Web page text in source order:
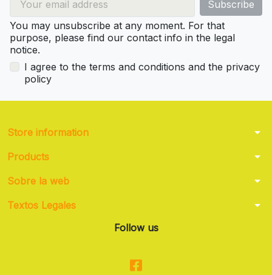
You may unsubscribe at any moment. For that
purpose, please find our contact info in the legal
notice.
I agree to the terms and conditions and the privacy
policy
Store information arrow_drop_down
Products arrow_drop_down
Sobre la web arrow_drop_down
Textos Legales arrow_drop_down
Follow us